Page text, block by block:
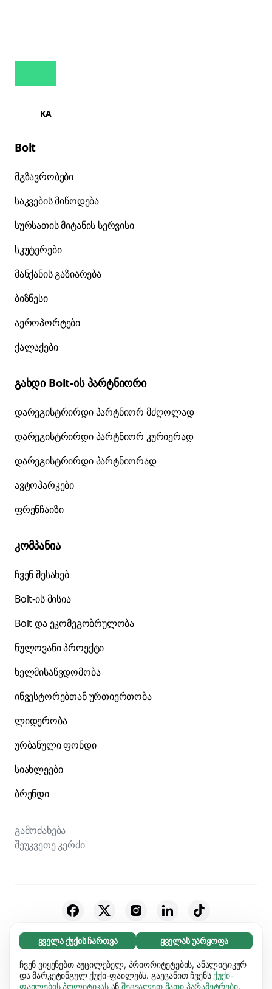
აუცილებელი (65)
აუცილებელი ქუქიები ვებგვერდს გამოყენებადს
ხდის და საბაზო ფუნქციებს ააქტიურებს, მაგ.
გვერდის ნავიგაციას. ვებგვერდი ვერ
გაიგეთ მეტი
ყველა ქუქის ჩართვა ყველას უარყოფა
ჩვენ ვიყენებთ აუცილებელ, პრიორიტეტების, ანალიტიკურ
და მარკეტინგულ ქუქი-ფაილებს. გაეცანით ჩვენს ქუქი-
ფაილების პოლიტიკასანშეცვალეთ მათი პარამეტრები.
KA
Bolt
მგზავრობები
საკვების მიწოდება
სურსათის მიტანის სერვისი
სკუტერები
მანქანის გაზიარება
ბიზნესი
აეროპორტები
ქალაქები
გახდი Bolt-ის პარტნიორი
დარეგისტრირდი პარტნიორ მძღოლად
დარეგისტრირდი პარტნიორ კურიერად
დარეგისტრირდი პარტნიორად
ავტოპარკები
ფრენჩაიზი
კომპანია
ჩვენ შესახებ
Bolt-ის მისია
Bolt და ეკომეგობრულობა
ნულოვანი პროექტი
ხელმისაწვდომობა
ინვესტორებთან ურთიერთობა
ლიდერობა
ურბანული ფონდი
სიახლეები
ბრენდი
გამოძახება
შეუკვეთე კერძი
© 2026 Bolt Technology OÜ
მომწოდებლები Cookies